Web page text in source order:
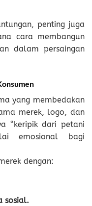
penting juga
cara membangun
dalam persaingan
yang membedakan
merek, logo, dan
“keripik dari petani
emosional bagi
dengan:
sosial.